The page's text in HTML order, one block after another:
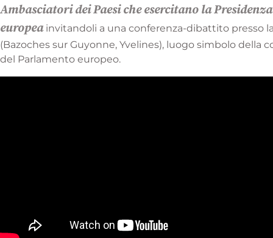
Ambasciatori dei Paesi che esercitano la
europeainvitandoli a una conferenza-dibattito presso
(Bazoches sur Guyonne, Yvelines), luogo simbolo della
del Parlamento europeo.